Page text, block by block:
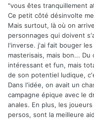
"vous êtes tranquillement
Ce petit côté désinvolte
Mais surtout, là où on
personnages qui doivent
l'inverse. j'ai fait bouger
masterisais, mais bon...
intéressant et fun, mais
de son potentiel ludique,
Dans l'idée, on avait un
campagne épique avec le
anales. En plus, les
persos, sont la meilleure